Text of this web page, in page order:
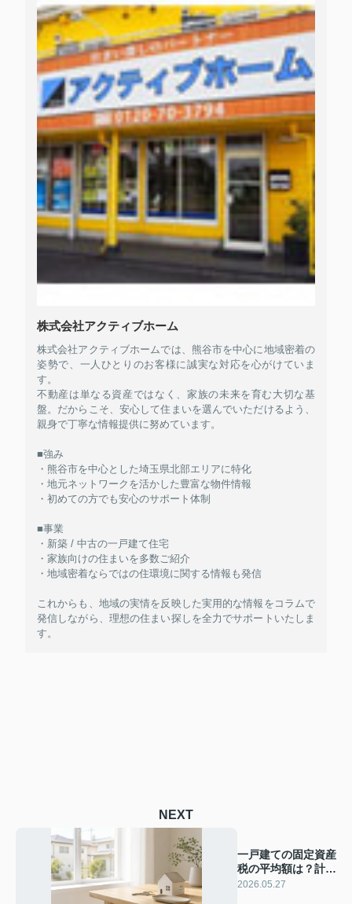
株式会社アクティブホーム
株式会社アクティブホームでは、熊谷市を中心に地域密着の
姿勢で、一人ひとりのお客様に誠実な対応を心がけていま
す。
不動産は単なる資産ではなく、家族の未来を育む大切な基
盤。だからこそ、安心して住まいを選んでいただけるよう、
親身で丁寧な情報提供に努めています。
■強み
・熊谷市を中心とした埼玉県北部エリアに特化
・地元ネットワークを活かした豊富な物件情報
・初めての方でも安心のサポート体制
■事業
・新築 / 中古の一戸建て住宅
・家族向けの住まいを多数ご紹介
・地域密着ならではの住環境に関する情報も発信
これからも、地域の実情を反映した実用的な情報をコラムで
発信しながら、理想の住まい探しを全力でサポートいたしま
す。
NEXT
一戸建ての固定資産
税の平均額は？計算
方法や軽減措置につ
2026.05.27